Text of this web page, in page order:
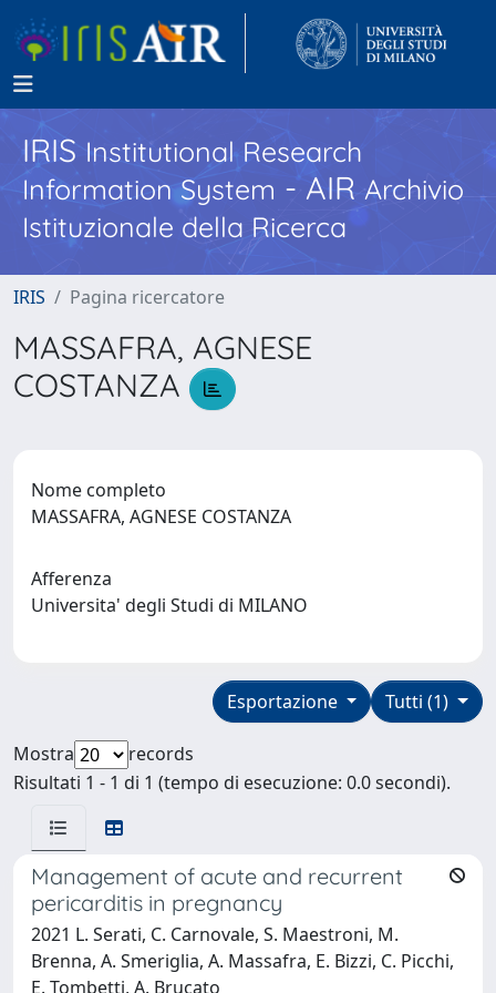
IRISInstitutional Research
Information System - AIR Archivio
Istituzionale della Ricerca
IRIS Pagina ricercatore
MASSAFRA, AGNESE
COSTANZA
Nome completo
MASSAFRA, AGNESE COSTANZA
Afferenza
Universita' degli Studi di MILANO
Tutti (1)
Esportazione
Mostra
records
Risultati 1 - 1 di 1 (tempo di esecuzione: 0.0 secondi).
Management of acute and recurrent
pericarditis in pregnancy
2021 L. Serati, C. Carnovale, S. Maestroni, M.
Brenna, A. Smeriglia, A. Massafra, E. Bizzi, C. Picchi,
E. Tombetti, A. Brucato